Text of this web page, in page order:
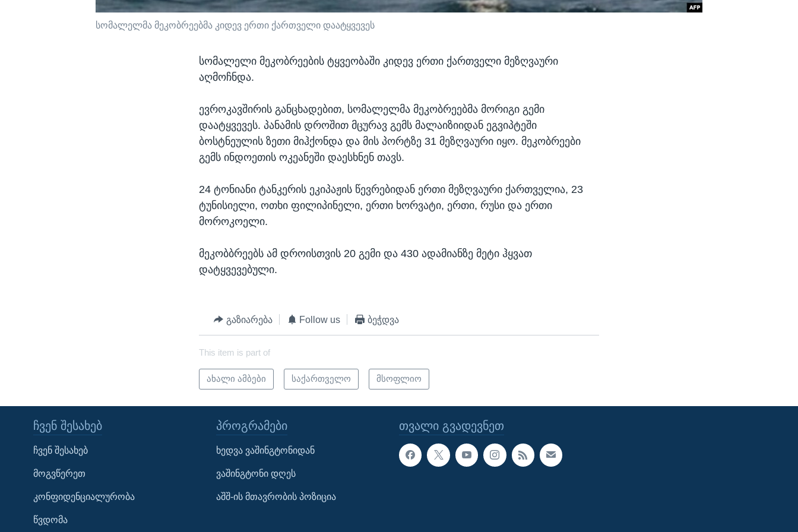
Learning English
ᲗᲕᲐᲚᲘ ᲒᲕᲐᲓᲔᲕᲜᲔᲗ
ენები
სომალელმა მეკობრეებმა კიდევ ერთი ქართველი დაატყვევეს
სომალელი მეკობრეების ტყვეობაში კიდევ ერთი ქართველი მეზღვაური
აღმოჩნდა.
ევროკავშირის განცხადებით, სომალელმა მეკობრეებმა მორიგი გემი
დაატყვევეს. პანამის დროშით მცურავ გემს მალაიზიიდან ეგვიპტეში
ბოსტნეულის ზეთი მიჰქონდა და მის პორტზე 31 მეზღვაური იყო. მეკობრეები
გემს ინდოეთის ოკეანეში დაესხნენ თავს.
24 ტონიანი ტანკერის ეკიპაჟის წევრებიდან ერთი მეზღვაური ქართველია, 23
ტუნისიელი, ოთხი ფილიპინელი, ერთი ხორვატი, ერთი, რუსი და ერთი
მოროკოელი.
მეკობბრეებს ამ დროისთვის 20 გემი და 430 ადამიანზე მეტი ჰყვათ
დატყვევებული.
გაზიარება Follow us ბეჭდვა
This item is part of
ახალი ამბები საქართველო მსოფლიო
ᲗᲕᲐᲚᲘ ᲒᲕᲐᲓᲔᲕᲜᲔᲗ
ᲩᲕᲔᲜ ᲨᲔᲡᲐᲮᲔᲑ
ჩვენ შესახებ
მოგვწერეთ
კონფიდენციალურობა
წვდომა
ᲞᲠᲝᲒᲠᲐᲛᲔᲑᲘ
ხედვა ვაშინგტონიდან
ვაშინგტონი დღეს
აშშ-ის მთავრობის პოზიცია